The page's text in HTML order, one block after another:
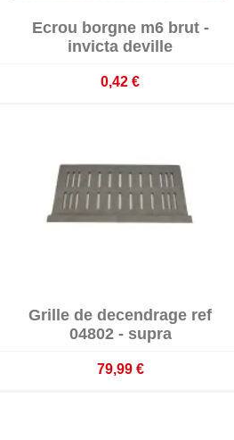
 Livré sous 15 jours ouvrés
Ecrou borgne m6 brut -
invicta deville
0,42 €
En stock
Grille de decendrage ref
04802 - supra
79,99 €